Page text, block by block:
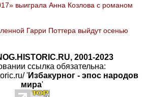
выиграла Анна Козлова с романом
Гарри Поттера выйдут осенью
2001-2023
ссылка обязательна:
'Избакурног - эпос народов
мира'